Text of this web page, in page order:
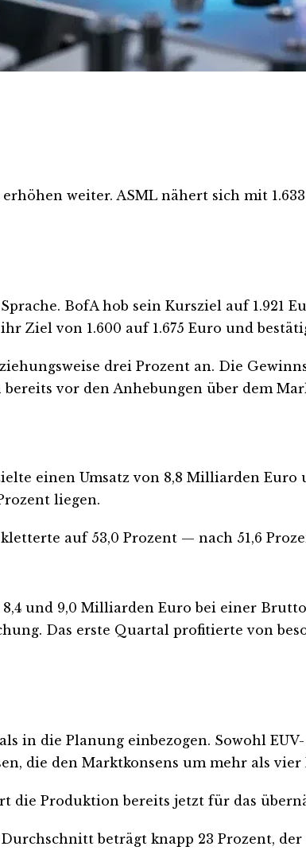
weiter. ASML nähert sich mit
BofA hob sein Kursziel auf 1.921
Ziel von 1.600 auf 1.675 Euro und
drei Prozent an. Die
vor den Anhebungen über dem
einen Umsatz von 8,8 Milliarden Euro
liegen.
auf 53,0 Prozent — nach 51,6
und 9,0 Milliarden Euro bei einer
Das erste Quartal profitierte von
in die Planung einbezogen. Sowohl
die den Marktkonsens um mehr als
die Produktion bereits jetzt für das
beträgt knapp 23 Prozent,